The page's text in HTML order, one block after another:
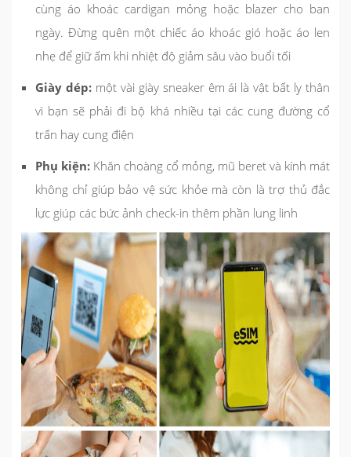
cùng áo khoác cardigan mỏng hoặc blazer cho ban
ngày. Đừng quên một chiếc áo khoác gió hoặc áo len
nhẹ để giữ ấm khi nhiệt độ giảm sâu vào buổi tối
Giày dép: một vài giày sneaker êm ái là vật bất ly thân
vì bạn sẽ phải đi bộ khá nhiều tại các cung đường cổ
trấn hay cung điện
Phụ kiện: Khăn choàng cổ mỏng, mũ beret và kính mát
không chỉ giúp bảo vệ sức khỏe mà còn là trợ thủ đắc
lực giúp các bức ảnh check-in thêm phần lung linh